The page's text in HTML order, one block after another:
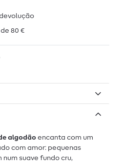
80 €
algodão encanta com um
com amor: pequenas
suave fundo cru,